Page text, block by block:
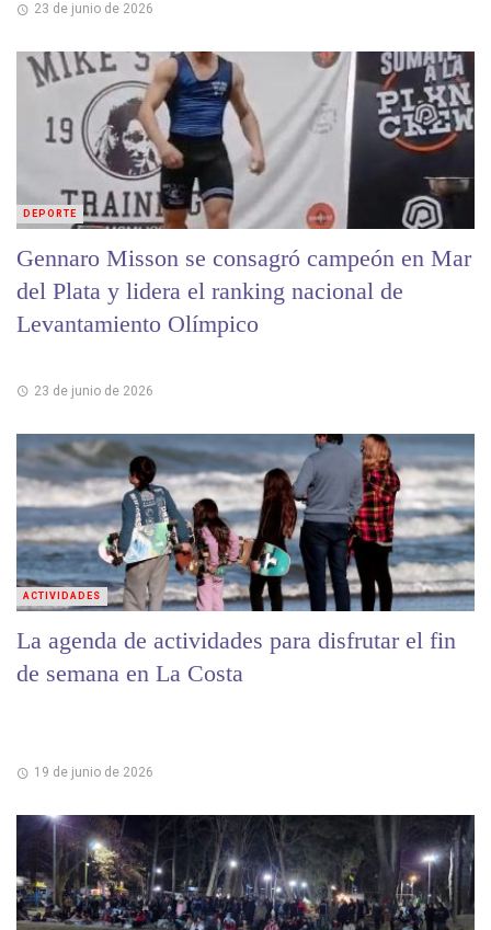
23 de junio de 2026
Gennaro Misson se consagró campeón en Mar
del Plata y lidera el ranking nacional de
Levantamiento Olímpico
23 de junio de 2026
DEPORTE
La agenda de actividades para disfrutar el fin
de semana en La Costa
19 de junio de 2026
ACTIVIDADES